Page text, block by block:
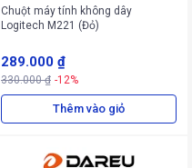
Chuột máy tính không dây
Logitech M221 (Đỏ)
289.000 ₫
330.000 ₫ -12%
Thêm vào giỏ